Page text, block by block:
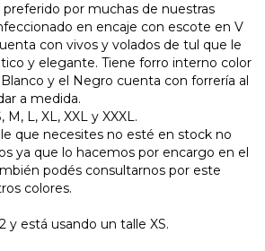
preferido por muchas de nuestras
en encaje con escote en V
con vivos y volados de tul que le
y elegante. Tiene forro interno color
y el Negro cuenta con forrería al
a medida.
L, XL, XXL y XXXL.
que necesites no esté en stock no
ya que lo hacemos por encargo en el
podés consultarnos por este
colores.
y está usando un talle XS.